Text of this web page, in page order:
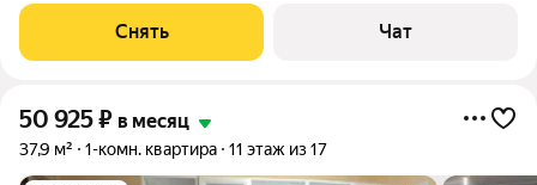
Кондиционер
Снять Чат
50 925₽ в месяц
37,9 м² 1-комн. квартира 11 этаж из 17